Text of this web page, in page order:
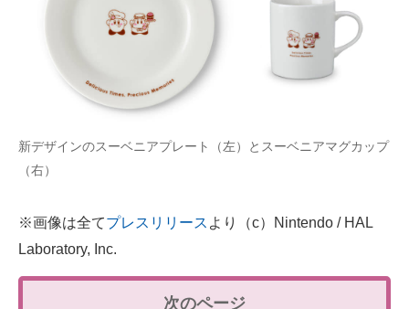
新デザインのスーベニアプレート（左）とスーベニアマグカップ
（右）
※画像は全てプレスリリース より（c）Nintendo / HAL
Laboratory, Inc.